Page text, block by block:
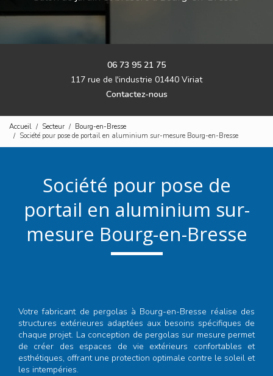
06 73 95 21 75
117 rue de l'industrie 01440 Viriat
Contactez-nous
Accueil Secteur
Bourg-en-Bresse
Société pour pose de portail en aluminium sur-mesure Bourg-en-Bresse
Société pour pose de
portail en aluminium sur-
mesure Bourg-en-Bresse
Votre fabricant de pergolas à Bourg-en-Bresse réalise des
structures extérieures adaptées aux besoins spécifiques de
chaque projet. La conception de pergolas sur mesure permet
de créer des espaces de vie extérieurs confortables et
esthétiques, offrant une protection optimale contre le soleil et
les intempéries.